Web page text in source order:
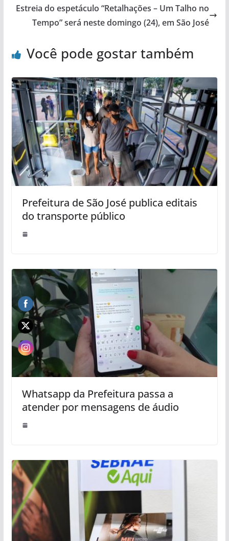
Estreia do espetáculo “Retalhações – Um Talho no
Tempo” será neste domingo (24), em São José
Você pode gostar também
Prefeitura de São José publica editais
do transporte público
Whatsapp da Prefeitura passa a
atender por mensagens de áudio